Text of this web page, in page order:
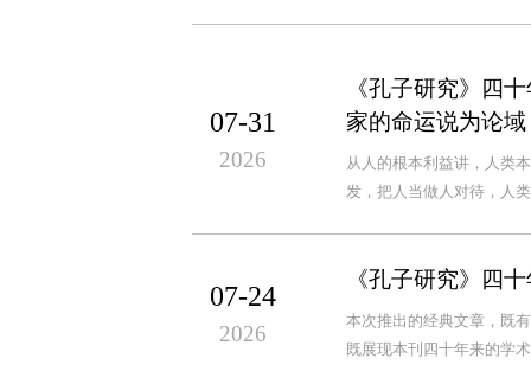
07-31
2026
《孔子研究》四
家的命运说为论域
从人的根本利益讲，人类
发，把人当做人对待，人
07-24
2026
《孔子研究》四
本次推出的经典文章，既
既展现本刊四十年来的学